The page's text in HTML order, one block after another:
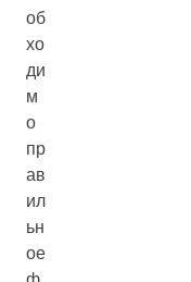
об
хо
ди
м
о
пр
ав
ил
ьн
ое